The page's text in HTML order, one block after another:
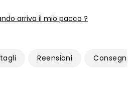
arriva il mio pacco ?
Reensioni Consegna